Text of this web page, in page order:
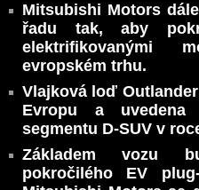
Mitsubishi Motors
řadu tak, aby
elektrifikovanými
evropském trhu.
Vlajková loď
Evropu a
segmentu D-SUV v
Základem vozu
pokročilého EV